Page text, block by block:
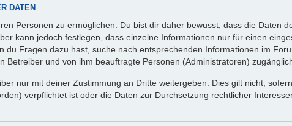
DATEN
Personen zu ermöglichen. Du bist dir daher bewusst, dass die Daten
kann jedoch festlegen, dass einzelne Informationen nur für einen
du Fragen dazu hast, suche nach entsprechenden Informationen im
und von ihm beauftragte Personen (Administratoren)
nur mit deiner Zustimmung an Dritte weitergeben. Dies gilt nicht,
verpflichtet ist oder die Daten zur Durchsetzung rechtlicher